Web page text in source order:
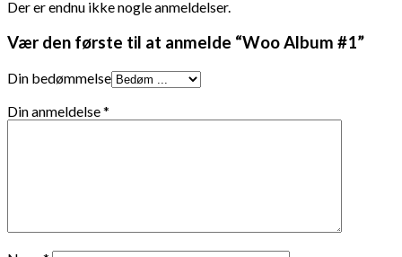
Der er endnu ikke nogle anmeldelser.
Vær den første til at anmelde “Woo Album #1”
Din bedømmelse
Din anmeldelse*